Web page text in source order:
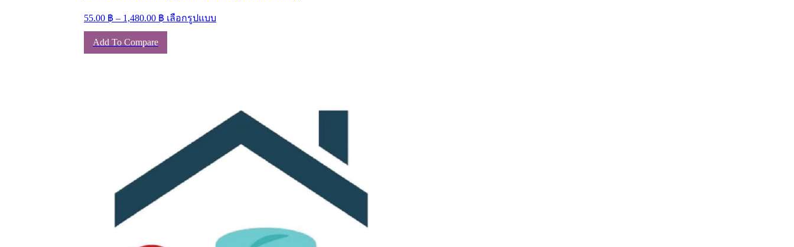
55.00 ฿ – 1,480.00 ฿ Price
range:
เลือกรูปแบบ
product
chosen
on
product
page
Add To Compare